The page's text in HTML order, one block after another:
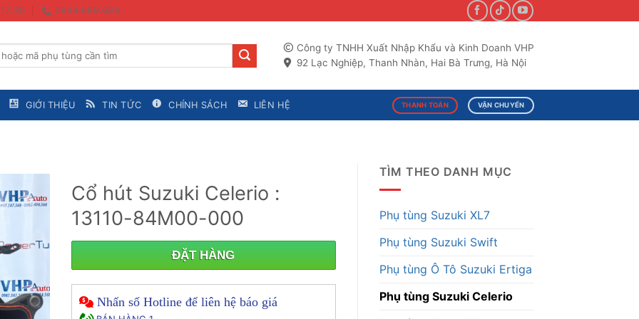
0944.689.689
Công ty TNHH Xuất Nhập Khẩu và Kinh Doanh VHP
92 Lạc Nghiệp, Thanh Nhàn, Hai Bà Trưng, Hà Nội
GIỚI THIỆU TIN TỨC CHÍNH SÁCH LIÊN HỆ THANH TOÁN VẬN CHUYỂN
TÌM THEO DANH MỤC
Phụ tùng Suzuki XL7
Phụ tùng Suzuki Swift
Phụ tùng Ô Tô Suzuki Ertiga
Phụ tùng Suzuki Celerio
Cổ hút Suzuki Celerio :
13110-84M00-000
ĐẶT HÀNG
Nhấn số Hotline để liên hệ báo giá